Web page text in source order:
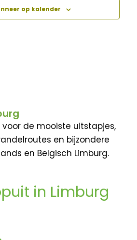
op kalender
de mooiste uitstapjes,
en bijzondere
en Belgisch Limburg.
in Limburg